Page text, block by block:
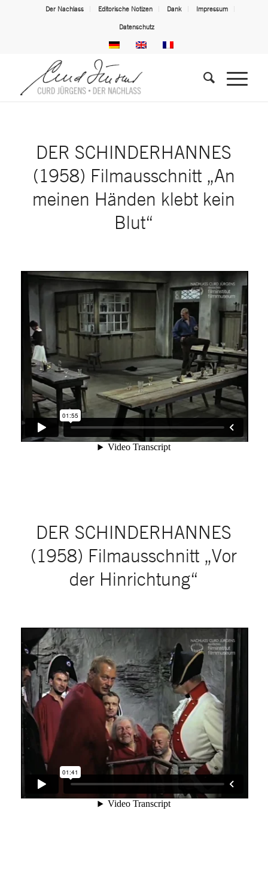
Der Nachlass Editorische Notizen Dank Impressum
Datenschutz
DER SCHINDERHANNES
(1958) Filmausschnitt „An
meinen Händen klebt kein
Blut“
DER SCHINDERHANNES
(1958) Filmausschnitt „Vor
der Hinrichtung“